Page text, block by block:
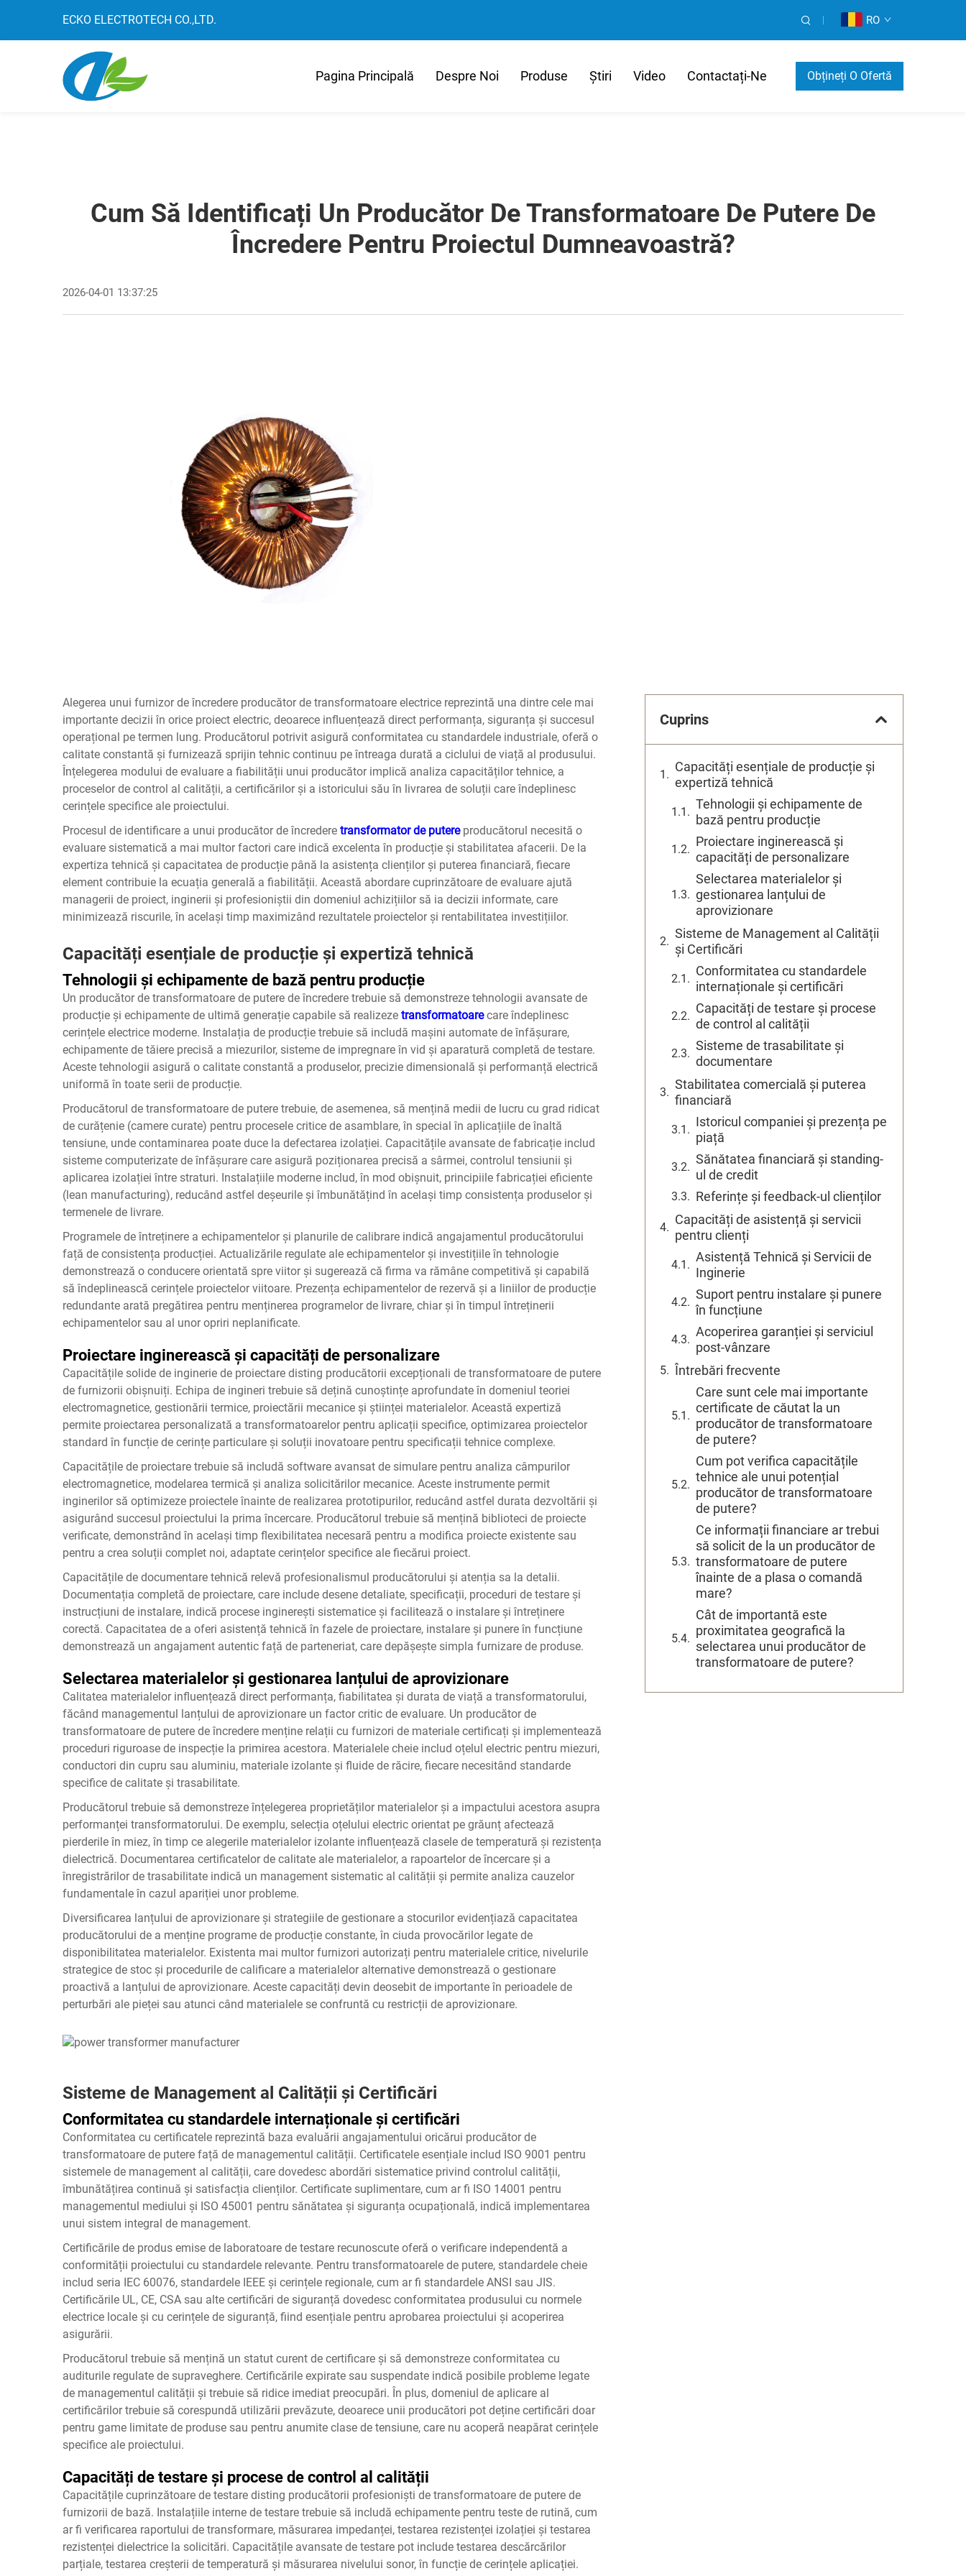
ECKO ELECTROTECH CO.,LTD. RO
Pagina Principală Despre Noi Produse Știri Video Contactați-Ne Obțineți O Ofertă
Cum Să Identificați Un Producător De Transformatoare De Putere De
Încredere Pentru Proiectul Dumneavoastră?
2026-04-01 13:37:25
Alegerea unui furnizor de încredere producător de transformatoare electrice reprezintă una dintre cele mai
importante decizii în orice proiect electric, deoarece influențează direct performanța, siguranța și succesul
operațional pe termen lung. Producătorul potrivit asigură conformitatea cu standardele industriale, oferă o
calitate constantă și furnizează sprijin tehnic continuu pe întreaga durată a ciclului de viață al produsului.
Înțelegerea modului de evaluare a fiabilității unui producător implică analiza capacităților tehnice, a
proceselor de control al calității, a certificărilor și a istoricului său în livrarea de soluții care îndeplinesc
cerințele specifice ale proiectului.
Procesul de identificare a unui producător de încredere transformator de putere producătorul necesită o
evaluare sistematică a mai multor factori care indică excelenta în producție și stabilitatea afacerii. De la
expertiza tehnică și capacitatea de producție până la asistența clienților și puterea financiară, fiecare
element contribuie la ecuația generală a fiabilității. Această abordare cuprinzătoare de evaluare ajută
managerii de proiect, inginerii și profesioniștii din domeniul achizițiilor să ia decizii informate, care
minimizează riscurile, în același timp maximizând rezultatele proiectelor și rentabilitatea investițiilor.
Capacități esențiale de producție și expertiză tehnică
Tehnologii și echipamente de bază pentru producție
Un producător de transformatoare de putere de încredere trebuie să demonstreze tehnologii avansate de
producție și echipamente de ultimă generație capabile să realizeze transformatoarecare îndeplinesc
cerințele electrice moderne. Instalația de producție trebuie să includă mașini automate de înfășurare,
echipamente de tăiere precisă a miezurilor, sisteme de impregnare în vid și aparatură completă de testare.
Aceste tehnologii asigură o calitate constantă a produselor, precizie dimensională și performanță electrică
uniformă în toate serii de producție.
Producătorul de transformatoare de putere trebuie, de asemenea, să mențină medii de lucru cu grad ridicat
de curățenie (camere curate) pentru procesele critice de asamblare, în special în aplicațiile de înaltă
tensiune, unde contaminarea poate duce la defectarea izolației. Capacitățile avansate de fabricație includ
sisteme computerizate de înfășurare care asigură poziționarea precisă a sârmei, controlul tensiunii și
aplicarea izolației între straturi. Instalațiile moderne includ, în mod obișnuit, principiile fabricației eficiente
(lean manufacturing), reducând astfel deșeurile și îmbunătățind în același timp consistența produselor și
termenele de livrare.
Programele de întreținere a echipamentelor și planurile de calibrare indică angajamentul producătorului
față de consistența producției. Actualizările regulate ale echipamentelor și investițiile în tehnologie
demonstrează o conducere orientată spre viitor și sugerează că firma va rămâne competitivă și capabilă
să îndeplinească cerințele proiectelor viitoare. Prezența echipamentelor de rezervă și a liniilor de producție
redundante arată pregătirea pentru menținerea programelor de livrare, chiar și în timpul întreținerii
echipamentelor sau al unor opriri neplanificate.
Proiectare inginerească și capacități de personalizare
Capacitățile solide de inginerie de proiectare disting producătorii excepționali de transformatoare de putere
de furnizorii obișnuiți. Echipa de ingineri trebuie să dețină cunoștințe aprofundate în domeniul teoriei
electromagnetice, gestionării termice, proiectării mecanice și științei materialelor. Această expertiză
permite proiectarea personalizată a transformatoarelor pentru aplicații specifice, optimizarea proiectelor
standard în funcție de cerințe particulare și soluții inovatoare pentru specificații tehnice complexe.
Capacitățile de proiectare trebuie să includă software avansat de simulare pentru analiza câmpurilor
electromagnetice, modelarea termică și analiza solicitărilor mecanice. Aceste instrumente permit
inginerilor să optimizeze proiectele înainte de realizarea prototipurilor, reducând astfel durata dezvoltării și
asigurând succesul proiectului la prima încercare. Producătorul trebuie să mențină biblioteci de proiecte
verificate, demonstrând în același timp flexibilitatea necesară pentru a modifica proiecte existente sau
pentru a crea soluții complet noi, adaptate cerințelor specifice ale fiecărui proiect.
Capacitățile de documentare tehnică relevă profesionalismul producătorului și atenția sa la detalii.
Documentația completă de proiectare, care include desene detaliate, specificații, proceduri de testare și
instrucțiuni de instalare, indică procese inginerești sistematice și facilitează o instalare și întreținere
corectă. Capacitatea de a oferi asistență tehnică în fazele de proiectare, instalare și punere în funcțiune
demonstrează un angajament autentic față de parteneriat, care depășește simpla furnizare de produse.
Selectarea materialelor și gestionarea lanțului de aprovizionare
Calitatea materialelor influențează direct performanța, fiabilitatea și durata de viață a transformatorului,
făcând managementul lanțului de aprovizionare un factor critic de evaluare. Un producător de
transformatoare de putere de încredere menține relații cu furnizori de materiale certificați și implementează
proceduri riguroase de inspecție la primirea acestora. Materialele cheie includ oțelul electric pentru miezuri,
conductori din cupru sau aluminiu, materiale izolante și fluide de răcire, fiecare necesitând standarde
specifice de calitate și trasabilitate.
Producătorul trebuie să demonstreze înțelegerea proprietăților materialelor și a impactului acestora asupra
performanței transformatorului. De exemplu, selecția oțelului electric orientat pe grăunț afectează
pierderile în miez, în timp ce alegerile materialelor izolante influențează clasele de temperatură și rezistența
dielectrică. Documentarea certificatelor de calitate ale materialelor, a rapoartelor de încercare și a
înregistrărilor de trasabilitate indică un management sistematic al calității și permite analiza cauzelor
fundamentale în cazul apariției unor probleme.
Diversificarea lanțului de aprovizionare și strategiile de gestionare a stocurilor evidențiază capacitatea
producătorului de a menține programe de producție constante, în ciuda provocărilor legate de
disponibilitatea materialelor. Existenta mai multor furnizori autorizați pentru materialele critice, nivelurile
strategice de stoc și procedurile de calificare a materialelor alternative demonstrează o gestionare
proactivă a lanțului de aprovizionare. Aceste capacități devin deosebit de importante în perioadele de
perturbări ale pieței sau atunci când materialele se confruntă cu restricții de aprovizionare.
Sisteme de Management al Calității și Certificări
Conformitatea cu standardele internaționale și certificări
Conformitatea cu certificatele reprezintă baza evaluării angajamentului oricărui producător de
transformatoare de putere față de managementul calității. Certificatele esențiale includ ISO 9001 pentru
sistemele de management al calității, care dovedesc abordări sistematice privind controlul calității,
îmbunătățirea continuă și satisfacția clienților. Certificate suplimentare, cum ar fi ISO 14001 pentru
managementul mediului și ISO 45001 pentru sănătatea și siguranța ocupațională, indică implementarea
unui sistem integral de management.
Certificările de produs emise de laboratoare de testare recunoscute oferă o verificare independentă a
conformității proiectului cu standardele relevante. Pentru transformatoarele de putere, standardele cheie
includ seria IEC 60076, standardele IEEE și cerințele regionale, cum ar fi standardele ANSI sau JIS.
Certificările UL, CE, CSA sau alte certificări de siguranță dovedesc conformitatea produsului cu normele
electrice locale și cu cerințele de siguranță, fiind esențiale pentru aprobarea proiectului și acoperirea
asigurării.
Producătorul trebuie să mențină un statut curent de certificare și să demonstreze conformitatea cu
auditurile regulate de supraveghere. Certificările expirate sau suspendate indică posibile probleme legate
de managementul calității și trebuie să ridice imediat preocupări. În plus, domeniul de aplicare al
certificărilor trebuie să corespundă utilizării prevăzute, deoarece unii producători pot deține certificări doar
pentru game limitate de produse sau pentru anumite clase de tensiune, care nu acoperă neapărat cerințele
specifice ale proiectului.
Capacități de testare și procese de control al calității
Capacitățile cuprinzătoare de testare disting producătorii profesioniști de transformatoare de putere de
furnizorii de bază. Instalațiile interne de testare trebuie să includă echipamente pentru teste de rutină, cum
ar fi verificarea raportului de transformare, măsurarea impedanței, testarea rezistenței izolației și testarea
rezistenței dielectrice la solicitări. Capacitățile avansate de testare pot include testarea descărcărilor
parțiale, testarea creșterii de temperatură și măsurarea nivelului sonor, în funcție de cerințele aplicației.
Cuprins
Capacități esențiale de producție și
expertiză tehnică
Tehnologii și echipamente de
bază pentru producție
Proiectare inginerească și
capacități de personalizare
Selectarea materialelor și
gestionarea lanțului de
aprovizionare
Sisteme de Management al Calității
și Certificări
Conformitatea cu standardele
internaționale și certificări
Capacități de testare și procese
de control al calității
Sisteme de trasabilitate și
documentare
Stabilitatea comercială și puterea
financiară
Istoricul companiei și prezența pe
piață
Sănătatea financiară și standing-
ul de credit
Referințe și feedback-ul clienților
Capacități de asistență și servicii
pentru clienți
Asistență Tehnică și Servicii de
Inginerie
Suport pentru instalare și punere
în funcțiune
Acoperirea garanției și serviciul
post-vânzare
Întrebări frecvente
Care sunt cele mai importante
certificate de căutat la un
producător de transformatoare
de putere?
Cum pot verifica capacitățile
tehnice ale unui potențial
producător de transformatoare
de putere?
Ce informații financiare ar trebui
să solicit de la un producător de
transformatoare de putere
înainte de a plasa o comandă
mare?
Cât de importantă este
proximitatea geografică la
selectarea unui producător de
transformatoare de putere?